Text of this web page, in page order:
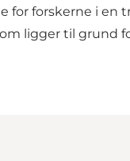
forskerne i en
ligger til grund